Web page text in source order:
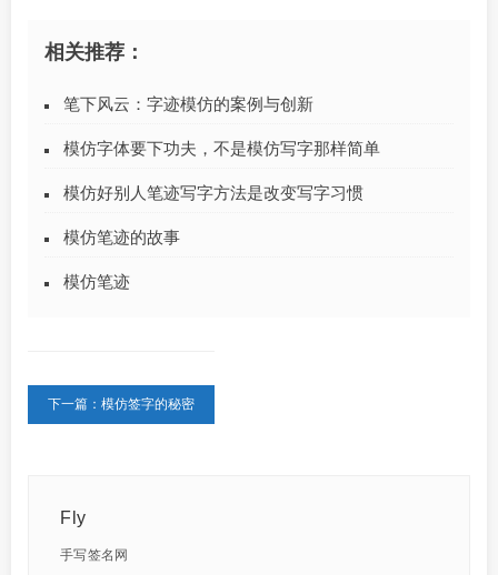
相关推荐：
笔下风云：字迹模仿的案例与创新
模仿字体要下功夫，不是模仿写字那样简单
模仿好别人笔迹写字方法是改变写字习惯
模仿笔迹的故事
模仿笔迹
下一篇：模仿签字的秘密
Fly
手写签名网